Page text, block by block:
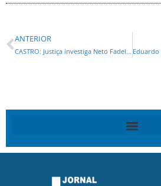
ANTERIOR
CASTRO: Justiça investiga Neto Fadel por abusode poder político e econômico na compra de cestas básicas